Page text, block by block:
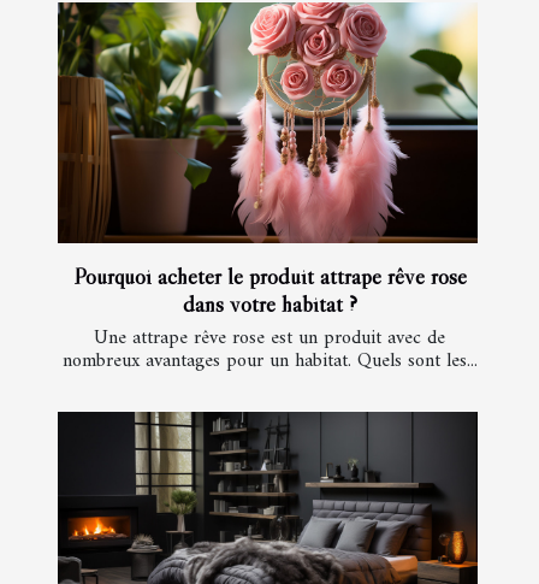
Pourquoi acheter le produit attrape rêve rose
dans votre habitat ?
Une attrape rêve rose est un produit avec de
nombreux avantages pour un habitat. Quels sont les...